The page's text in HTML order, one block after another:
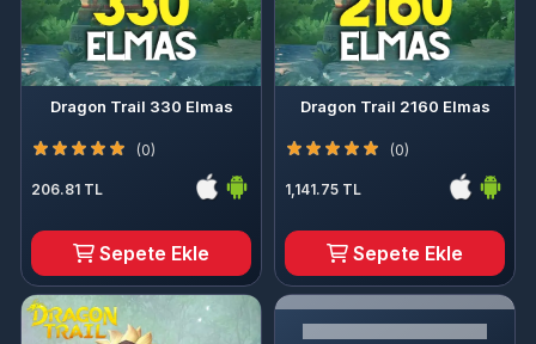
Dragon Trail 330 Elmas
(0)
206.81 TL
Sepete Ekle
Dragon Trail 2160 Elmas
(0)
1,141.75 TL
Sepete Ekle